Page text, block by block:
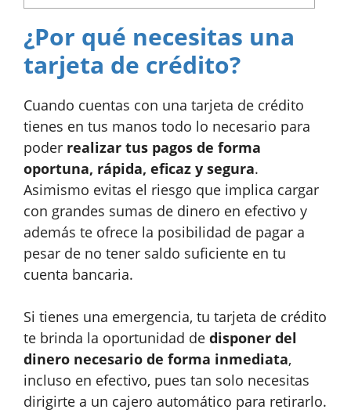
¿Por qué necesitas una
tarjeta de crédito?
Cuando cuentas con una tarjeta de crédito
tienes en tus manos todo lo necesario para
poder realizar tus pagos de forma
oportuna, rápida, eficaz y segura.
Asimismo evitas el riesgo que implica cargar
con grandes sumas de dinero en efectivo y
además te ofrece la posibilidad de pagar a
pesar de no tener saldo suficiente en tu
cuenta bancaria.
Si tienes una emergencia, tu tarjeta de crédito
te brinda la oportunidad de disponer del
dinero necesario de forma inmediata,
incluso en efectivo, pues tan solo necesitas
dirigirte a un cajero automático para retirarlo.